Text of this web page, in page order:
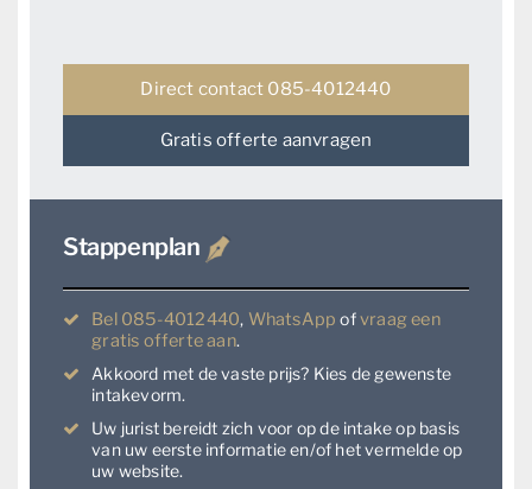
Direct contact 085-4012440
Gratis offerte aanvragen
Stappenplan
Bel 085-4012440, WhatsApp ofvraag een
gratis offerte aan.
Akkoord met de vaste prijs? Kies de gewenste
intakevorm.
Uw jurist bereidt zich voor op de intake op basis
van uw eerste informatie en/of het vermelde op
uw website.